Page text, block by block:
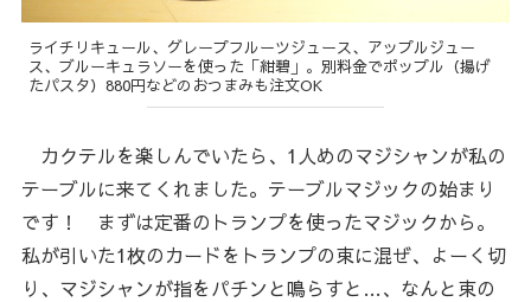
ライチリキュール、グレープフルーツジュース、アップルジュー
ス、ブルーキュラソーを使った「紺碧」。別料金でポップル（揚げ
たパスタ）880円などのおつまみも注文OK
カクテルを楽しんでいたら、1人めのマジシャンが私の
テーブルに来てくれました。テーブルマジックの始まり
です！ まずは定番のトランプを使ったマジックから。
私が引いた1枚のカードをトランプの束に混ぜ、よーく切
り、マジシャンが指をパチンと鳴らすと…、なんと束の